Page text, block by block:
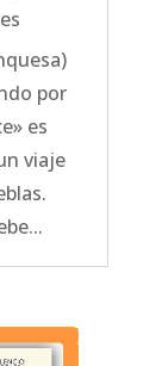
por
es
viaje